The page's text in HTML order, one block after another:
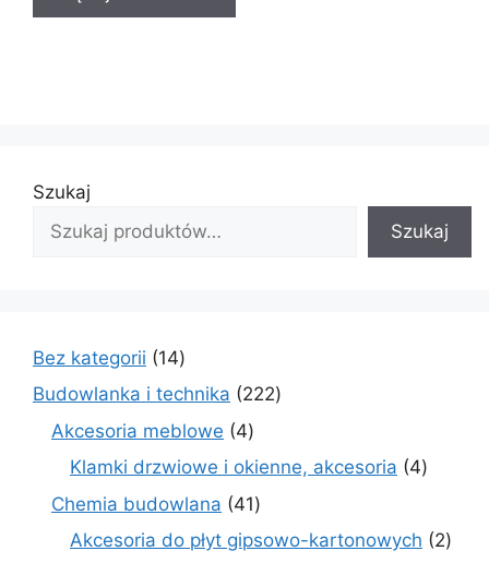
Szukaj
Szukaj
Bez kategorii 1414
produktów
Budowlanka i technika 222222
Akcesoria meblowe 44
produkty
Klamki drzwiowe i okienne, akcesoria 44
Chemia budowlana 4141
produktów
Akcesoria do płyt gipsowo-kartonowych 22